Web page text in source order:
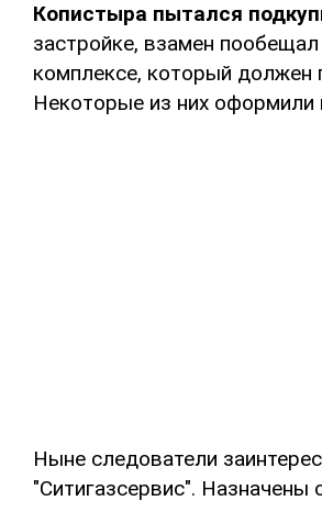
Копистыра пытался
застройке, взамен
комплексе, который должен
Некоторые из них оформили
Ныне следователи
"Ситигазсервис". Назначены